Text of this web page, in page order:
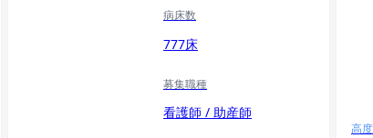
病床数
777床
募集職種
看護師 / 助産師
高